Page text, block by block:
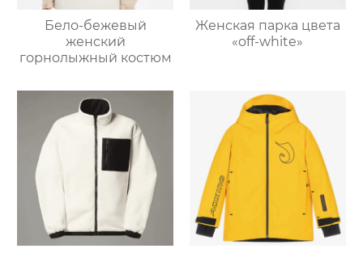
Бело-бежевый
женский
горнолыжный костюм
Женская парка цвета
«off-white»